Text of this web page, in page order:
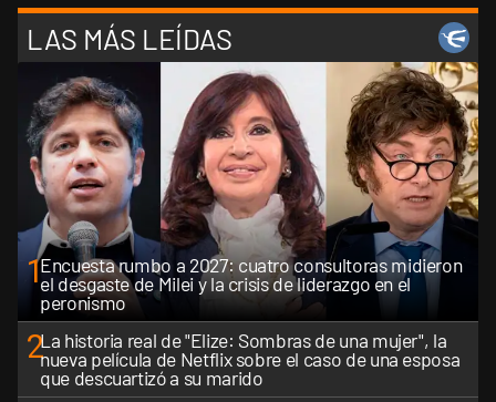
LAS MÁS LEÍDAS
1Encuesta rumbo a 2027: cuatro consultoras midieron
el desgaste de Milei y la crisis de liderazgo en el
peronismo
2La historia real de "Elize: Sombras de una mujer", la
nueva película de Netflix sobre el caso de una esposa
que descuartizó a su marido